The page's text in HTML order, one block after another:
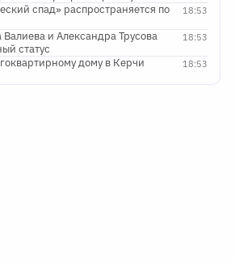
18:53
спад» распространяется по
18:53
и Александра Трусова
статус
18:53
дому в Керчи